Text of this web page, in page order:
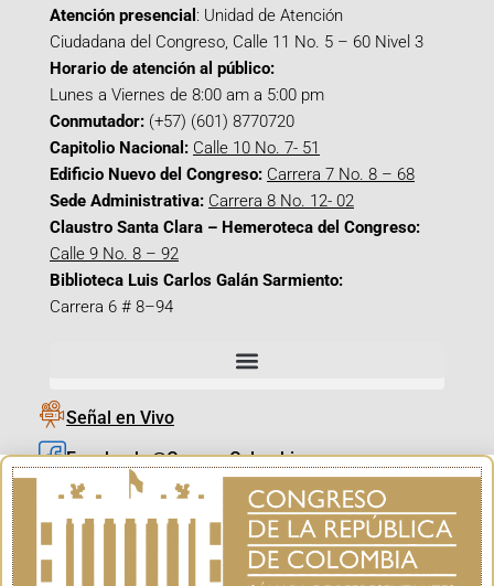
Atención presencial : Unidad de Atención
Ciudadana del Congreso, Calle 11 No. 5 – 60 Nivel 3
Horario de atención al público:
Lunes a Viernes de 8:00 am a 5:00 pm
Conmutador: (+57) (601) 8770720
Capitolio Nacional: Calle 10 No. 7- 51
Edificio Nuevo del Congreso: Carrera 7 No. 8 – 68
Sede Administrativa: Carrera 8 No. 12- 02
Claustro Santa Clara – Hemeroteca del Congreso:
Calle 9 No. 8 – 92
Biblioteca Luis Carlos Galán Sarmiento:
Carrera 6 # 8–94
Señal en Vivo
Facebook_@CamaraColombia
Instagram_@CamaraColombia
X_@CamaraColombia
Youtube_@CamaraColombia